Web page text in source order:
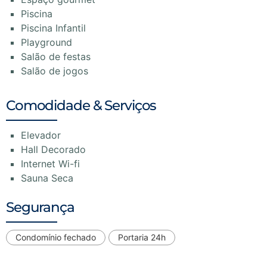
Piscina
Piscina Infantil
Playground
Salão de festas
Salão de jogos
Comodidade & Serviços
Elevador
Hall Decorado
Internet Wi-fi
Sauna Seca
Segurança
Condomínio fechado Portaria 24h